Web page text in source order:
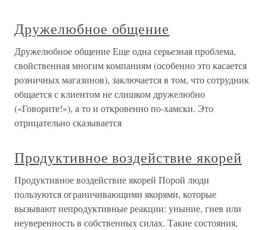
Дружелюбное общение
Дружелюбное общение Еще одна серьезная проблема,
свойственная многим компаниям (особенно это касается
розничных магазинов), заключается в том, что сотрудник
общается с клиентом не слишком дружелюбно
(«Говорите!»), а то и откровенно по-хамски. Это
отрицательно сказывается
Продуктивное воздействие якорей
Продуктивное воздействие якорей Порой люди
пользуются ограничивающими якорями, которые
вызывают непродуктивные реакции: уныние, гнев или
неуверенность в собственных силах. Такие состояния,